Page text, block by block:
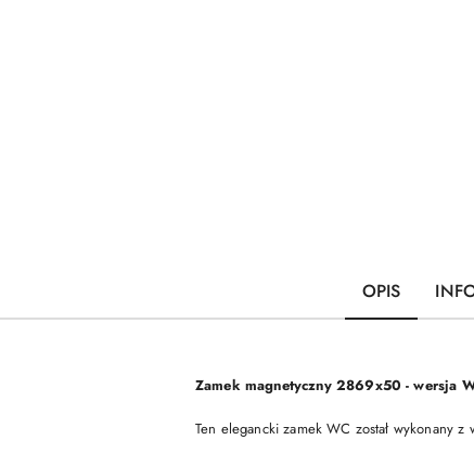
OPIS
Zamek magnetyczny 2869x50 - wersja
Ten elegancki zamek WC został wykonany